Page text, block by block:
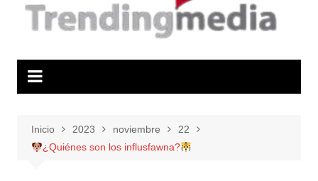
Inicio 2023 noviembre
22
¿Quiénes son los influsfawna?